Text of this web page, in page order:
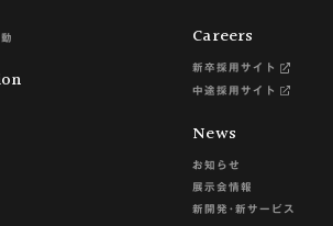
Careers
新卒採用サイト
中途採用サイト
News
お知らせ
展示会情報
新開発･新サービス